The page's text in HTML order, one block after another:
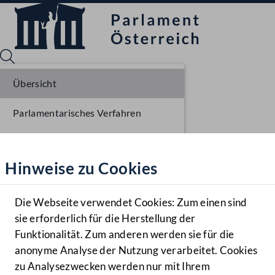
Hilfe
Benutzer
Navigationsmenü öffnen
MENÜ
Hinweise zu Cookies
Die Webseite verwendet Cookies: Zum einen sind
sie erforderlich für die Herstellung der
Funktionalität. Zum anderen werden sie für die
anonyme Analyse der Nutzung verarbeitet. Cookies
zu Analysezwecken werden nur mit Ihrem
Übersicht
Parlamentarisches Verfahren
Plenarberatungen NR